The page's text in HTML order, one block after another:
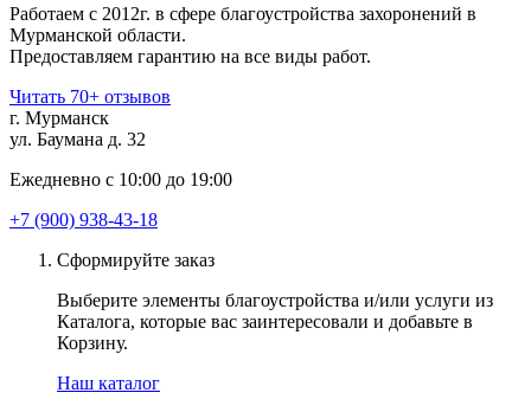
Работаем с 2012г. в сфере благоустройства захоронений в
Мурманской области.
Предоставляем гарантию на все виды работ.
Читать 70+ отзывов
г. Мурманск
ул. Баумана д. 32
Ежедневно с 10:00 до 19:00
+7 (900) 938-43-18
Сформируйте заказ
Выберите элементы благоустройства и/или услуги из
Каталога, которые вас заинтересовали и добавьте в
Корзину.
Наш каталог